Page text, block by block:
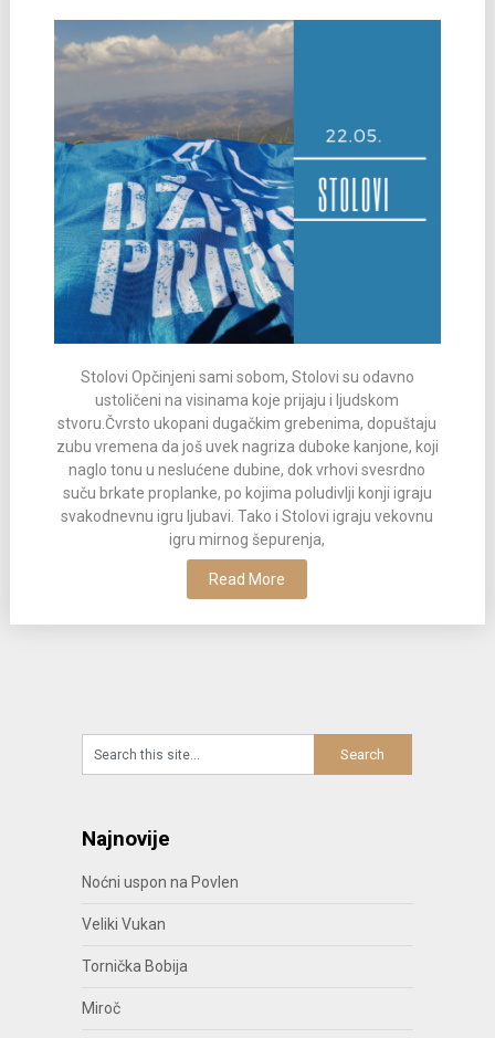
Stolovi Opčinjeni sami sobom, Stolovi su odavno
ustoličeni na visinama koje prijaju i ljudskom
stvoru.Čvrsto ukopani dugačkim grebenima, dopuštaju
zubu vremena da još uvek nagriza duboke kanjone, koji
naglo tonu u neslućene dubine, dok vrhovi svesrdno
suču brkate proplanke, po kojima poludivlji konji igraju
svakodnevnu igru ljubavi. Tako i Stolovi igraju vekovnu
igru mirnog šepurenja,
Read More
Najnovije
Noćni uspon na Povlen
Veliki Vukan
Tornička Bobija
Miroč